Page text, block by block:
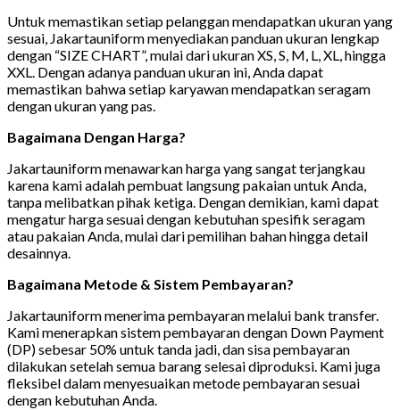
Untuk memastikan setiap pelanggan mendapatkan ukuran yang
sesuai, Jakartauniform menyediakan panduan ukuran lengkap
dengan “SIZE CHART”, mulai dari ukuran XS, S, M, L, XL, hingga
XXL. Dengan adanya panduan ukuran ini, Anda dapat
memastikan bahwa setiap karyawan mendapatkan seragam
dengan ukuran yang pas.
Bagaimana Dengan Harga?
Jakartauniform menawarkan harga yang sangat terjangkau
karena kami adalah pembuat langsung pakaian untuk Anda,
tanpa melibatkan pihak ketiga. Dengan demikian, kami dapat
mengatur harga sesuai dengan kebutuhan spesifik seragam
atau pakaian Anda, mulai dari pemilihan bahan hingga detail
desainnya.
Bagaimana Metode & Sistem Pembayaran?
Jakartauniform menerima pembayaran melalui bank transfer.
Kami menerapkan sistem pembayaran dengan Down Payment
(DP) sebesar 50% untuk tanda jadi, dan sisa pembayaran
dilakukan setelah semua barang selesai diproduksi. Kami juga
fleksibel dalam menyesuaikan metode pembayaran sesuai
dengan kebutuhan Anda.